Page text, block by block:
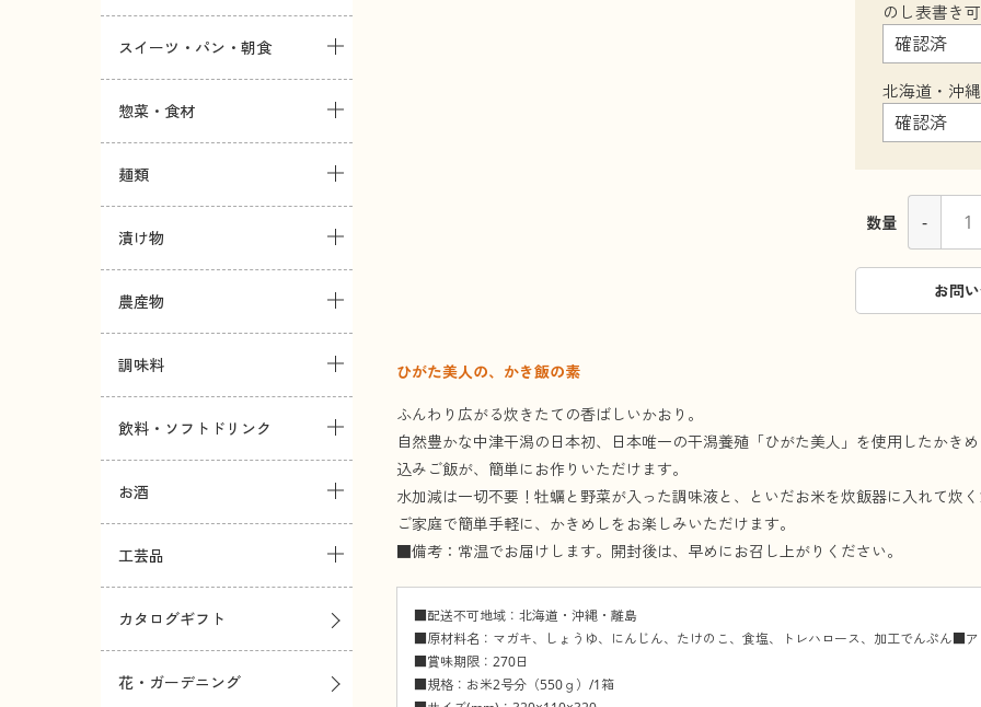
のし表書き
北海道・沖
数量 -
お問
ひがた美人の、かき飯の素
ふんわり広がる炊きたての香ばしいかおり。
自然豊かな中津干潟の日本初、日本唯一の干潟養殖「ひがた美人」を使用したかき
込みご飯が、簡単にお作りいただけます。
水加減は一切不要！牡蠣と野菜が入った調味液と、といだお米を炊飯器に入れて炊
ご家庭で簡単手軽に、かきめしをお楽しみいただけます。
■備考：常温でお届けします。開封後は、早めにお召し上がりください。
■配送不可地域：北海道・沖縄・離島
■原材料名：マガキ、しょうゆ、にんじん、たけのこ、食塩、トレハロース、加工でんぷん■
■賞味期限：270日
■規格：お米2号分（550ｇ）/1箱
スイーツ・パン・朝食
惣菜・食材
麺類
漬け物
農産物
調味料
飲料・ソフトドリンク
お酒
工芸品
カタログギフト
花・ガーデニング